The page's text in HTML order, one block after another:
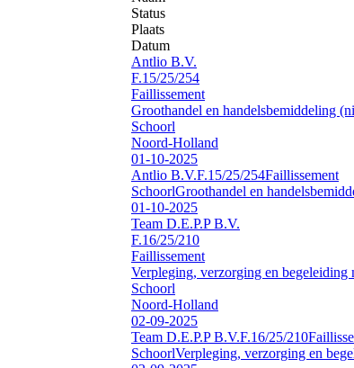
Status
Plaats
Datum
Antlio B.V.
F.15/25/254
Faillissement
Groothandel en handelsbemiddeling
Schoorl
Noord-Holland
01-10-2025
Antlio B.V.F.15/25/254Faillissement
SchoorlGroothandel en
01-10-2025
Team D.E.P.P B.V.
F.16/25/210
Faillissement
Verpleging, verzorging en begeleiding
Schoorl
Noord-Holland
02-09-2025
Team D.E.P.P B.V.F.16/25/210
SchoorlVerpleging, verzorging en